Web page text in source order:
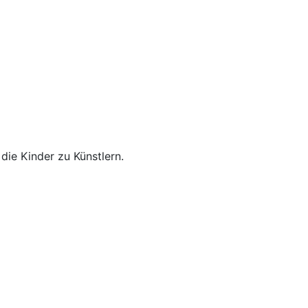
Kinder zu Künstlern.